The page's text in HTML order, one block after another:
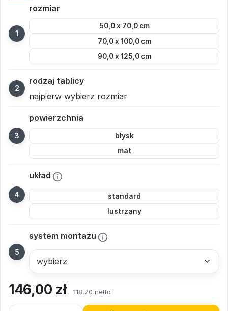
rozmiar
50,0 x 70,0 cm
70,0 x 100,0 cm
90,0 x 125,0 cm
rodzaj tablicy
najpierw wybierz rozmiar
powierzchnia
błysk
mat
układ
standard
lustrzany
system montażu
146,00 zł 118,70 netto